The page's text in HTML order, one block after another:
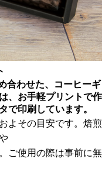
合わせた、コーヒーギ
、お手軽プリントで作
で印刷しています。
よその目安です。焙煎
ご使用の際は事前に無